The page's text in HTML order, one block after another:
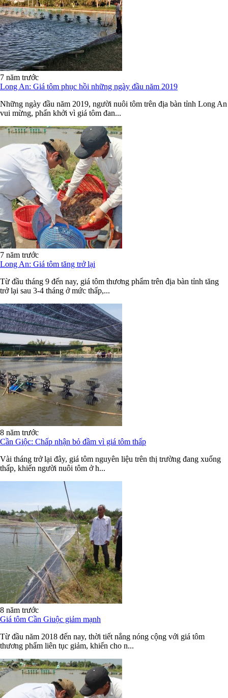
7 năm trước
Long An: Giá tôm phục hồi những ngày đầu năm 2019
Những ngày đầu năm 2019, người nuôi tôm trên địa bàn tỉnh Long An
vui mừng, phấn khởi vì giá tôm đan...
7 năm trước
Long An: Giá tôm tăng trở lại
Từ đầu tháng 9 đến nay, giá tôm thương phẩm trên địa bàn tỉnh tăng
trở lại sau 3-4 tháng ở mức thấp,...
8 năm trước
Cần Giộc: Chấp nhận bỏ đầm vì giá tôm thấp
Vài tháng trở lại đây, giá tôm nguyên liệu trên thị trường đang xuống
thấp, khiến người nuôi tôm ở h...
8 năm trước
Giá tôm Cần Giuộc giảm mạnh
Từ đầu năm 2018 đến nay, thời tiết nắng nóng cộng với giá tôm
thương phẩm liên tục giảm, khiến cho n...